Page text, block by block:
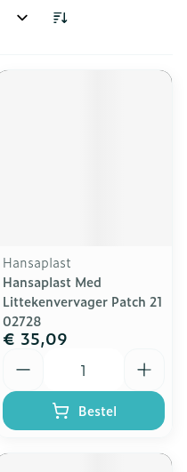
Hansaplast
Hansaplast Med
Littekenvervager Patch 21
02728
€ 35,09
Bestel